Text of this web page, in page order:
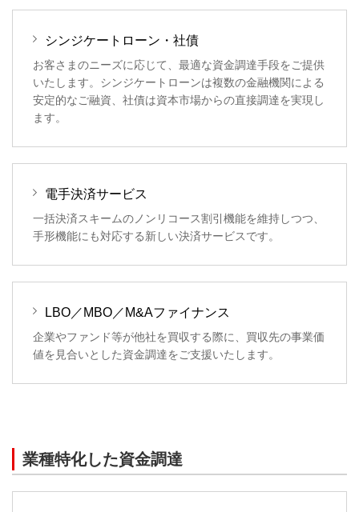
シンジケートローン・社債
お客さまのニーズに応じて、最適な資金調達手段をご提供
いたします。シンジケートローンは複数の金融機関による
安定的なご融資、社債は資本市場からの直接調達を実現し
ます。
電手決済サービス
一括決済スキームのノンリコース割引機能を維持しつつ、
手形機能にも対応する新しい決済サービスです。
LBO／MBO／M&Aファイナンス
企業やファンド等が他社を買収する際に、買収先の事業価
値を見合いとした資金調達をご支援いたします。
業種特化した資金調達